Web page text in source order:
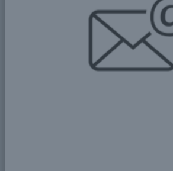
حفظ التراث الثقافي
الفنون.
الأدب والمبادرات
الثقافية.
ثقافية وحفظ